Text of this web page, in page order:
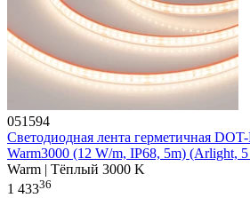
051594
Светодиодная лента герметичная
Warm3000 (12 W/m, IP68, 5m) (Arlight, 5
Warm | Тёплый 3000 K
1 43336